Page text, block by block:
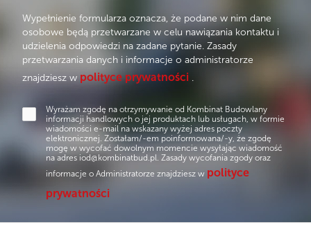
Wypełnienie formularza oznacza, że podane w nim dane
osobowe będą przetwarzane w celu nawiązania kontaktu i
udzielenia odpowiedzi na zadane pytanie. Zasady
przetwarzania danych i informacje o administratorze
znajdziesz w polityce prywatności .
Wyrażam zgodę na otrzymywanie od Kombinat Budowlany
informacji handlowych o jej produktach lub usługach, w formie
wiadomości e-mail na wskazany wyżej adres poczty
elektronicznej. Zostałam/-em poinformowana/-y, że zgodę
mogę w wycofać dowolnym momencie wysyłając wiadomość
na adres iod@kombinatbud.pl. Zasady wycofania zgody oraz
informacje o Administratorze znajdziesz w polityce
prywatności